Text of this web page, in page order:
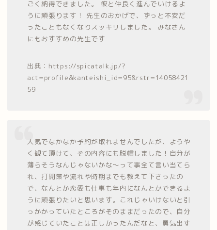
ごく納得できました。 彼と仲良く進んでいけるよ
うに頑張ります！ 先生のおかげで、ずっと不安だ
ったこともなくなりスッキリしました。 みなさん
にもおすすめの先生です
出典：https://spicatalk.jp/?
act=profile&kanteishi_id=95&rstr=14058421
59
人気でなかなか予約が取れませんでしたが、ようや
く観て頂けて、その内容にも脱帽しました！自分が
薄らそうなんじゃないかな～って事全て言い当てら
れ、打開策や流れや時期までも教えて下さったの
で、なんとか恋愛も仕事も年内になんとかできるよ
うに頑張りたいと思います。これじゃいけないと引
っかかっていたところがそのままだったので、自分
が感じていたことは正しかったんだなと、勇気出す